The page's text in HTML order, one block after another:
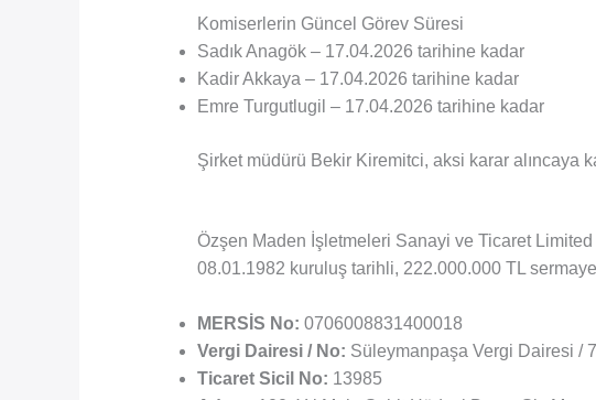
Komiserlerin Güncel Görev Süresi
Sadık Anagök – 17.04.2026 tarihine kadar
Kadir Akkaya – 17.04.2026 tarihine kadar
Emre Turgutlugil – 17.04.2026 tarihine kadar
Şirket müdürü Bekir Kiremitci, aksi karar alıncaya
Özşen Maden İşletmeleri Sanayi ve Ticaret
08.01.1982 kuruluş tarihli, 222.000.000 TL
MERSİS No: 0706008831400018
Vergi Dairesi / No: Süleymanpaşa Vergi Dairesi /
Ticaret Sicil No: 13985